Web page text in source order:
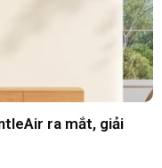
ra mắt, giải